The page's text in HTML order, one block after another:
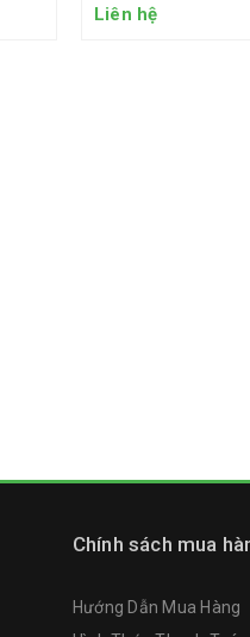
Liên hệ
Chính sách mua
Hướng Dẫn Mua Hàng